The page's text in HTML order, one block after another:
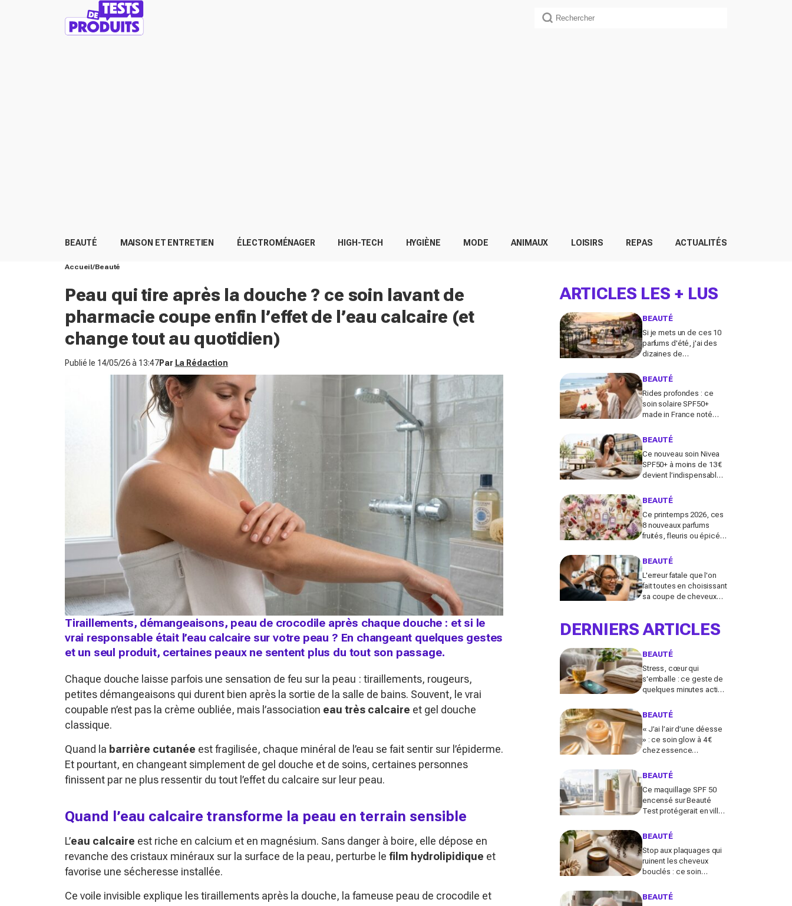
BEAUTÉ MAISON ET ENTRETIEN ÉLECTROMÉNAGER HIGH-TECH HYGIÈNE MODE ANIMAUX LOISIRS REPAS ACTUALITÉS
Accueil Beauté
Peau qui tire après la douche ? ce soin lavant de
pharmacie coupe enfin l’effet de l’eau calcaire (et
change tout au quotidien)
Publié le 14/05/26 à 13:47Par La Rédaction
Tiraillements, démangeaisons, peau de crocodile après chaque douche : et si le
vrai responsable était l’eau calcaire sur votre peau ? En changeant quelques gestes
et un seul produit, certaines peaux ne sentent plus du tout son passage.
Chaque douche laisse parfois une sensation de feu sur la peau : tiraillements, rougeurs,
petites démangeaisons qui durent bien après la sortie de la salle de bains. Souvent, le vrai
coupable n’est pas la crème oubliée, mais l’association eau très calcaire et gel douche
classique.
Quand la barrière cutanée est fragilisée, chaque minéral de l’eau se fait sentir sur l’épiderme.
Et pourtant, en changeant simplement de gel douche et de soins, certaines personnes
finissent par ne plus ressentir du tout l’effet du calcaire sur leur peau.
Quand l’eau calcaire transforme la peau en terrain sensible
L’eau calcaire est riche en calcium et en magnésium. Sans danger à boire, elle dépose en
revanche des cristaux minéraux sur la surface de la peau, perturbe le film hydrolipidique et
favorise une sécheresse installée.
Ce voile invisible explique les tiraillements après la douche, la fameuse peau de crocodile et
ARTICLES LES + LUS
BEAUTÉ
Si je mets un de ces 10
parfums d'été, j'ai des
dizaines de
journée
BEAUTÉ
Rides profondes : ce
soin solaire SPF50+
made in France noté
de freiner leur apparition
BEAUTÉ
Ce nouveau soin Nivea
SPF50+ à moins de 13 €
devient l’indispensable
pour éviter les dégâts du
BEAUTÉ
Ce printemps 2026, ces
8 nouveaux parfums
fruités, fleuris ou épicés
Guerlain vont booster
BEAUTÉ
L'erreur fatale que l'on
fait toutes en choisissant
sa coupe de cheveux
DERNIERS ARTICLES
BEAUTÉ
Stress, cœur qui
s'emballe : ce geste de
quelques minutes active
système nerveux d'une
BEAUTÉ
« J’ai l’air d’une déesse
» : ce soin glow à 4 €
chez essence
en quelques secondes,
BEAUTÉ
Ce maquillage SPF 50
encensé sur Beauté
Test protégerait en ville
faut-il encore mettre une
BEAUTÉ
Stop aux plaquages qui
ruinent les cheveux
bouclés : ce soin
Secrets de Loly fait la
BEAUTÉ